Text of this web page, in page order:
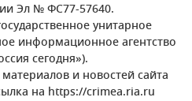
Эл № ФС77-57640.
унитарное
информационное агентство
сегодня»).
и новостей сайта
на https://crimea.ria.ru